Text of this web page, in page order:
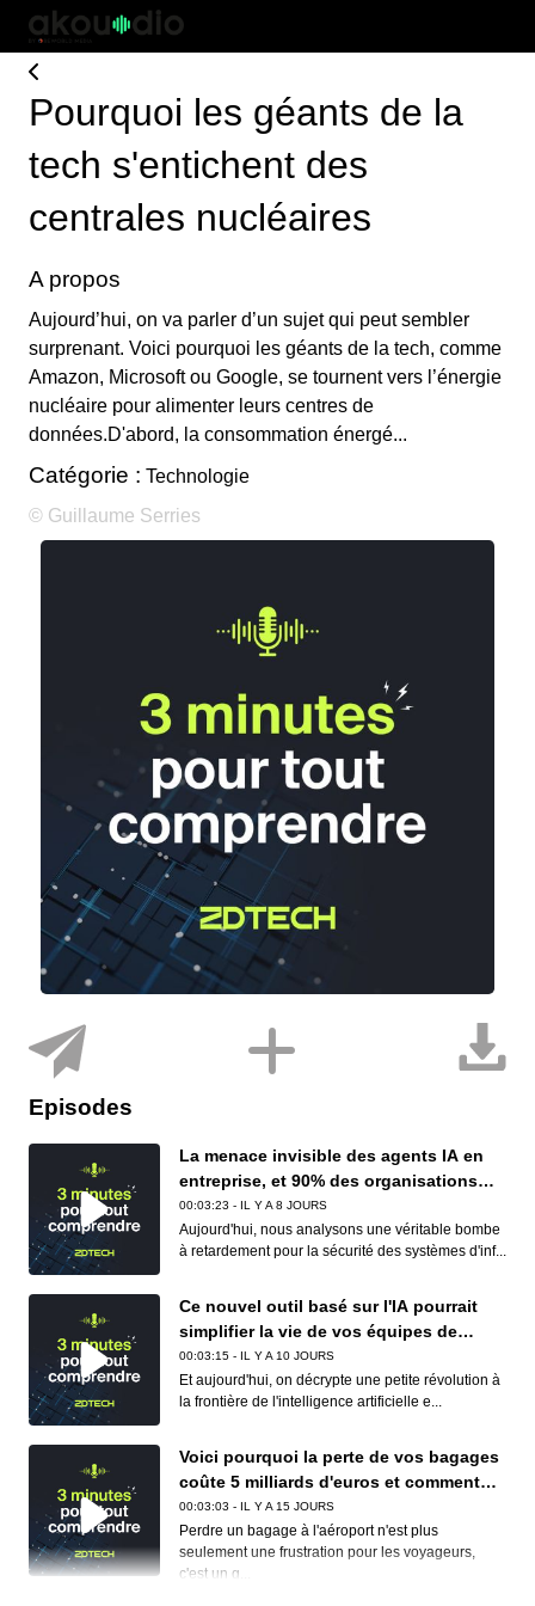
Pourquoi les géants de la
tech s'entichent des
centrales nucléaires
A propos
Aujourd’hui, on va parler d’un sujet qui peut sembler
surprenant. Voici pourquoi les géants de la tech, comme
Amazon, Microsoft ou Google, se tournent vers l’énergie
nucléaire pour alimenter leurs centres de
données.D'abord, la consommation énergé...
Catégorie : Technologie
© Guillaume Serries
Episodes
La menace invisible des agents IA en
entreprise, et 90% des organisations
sont concernées
00:03:23 - IL Y A 8 JOURS
Aujourd'hui, nous analysons une véritable bombe
à retardement pour la sécurité des systèmes d'inf...
Ce nouvel outil basé sur l'IA pourrait
simplifier la vie de vos équipes de
conformité (et de vos développeurs)
00:03:15 - IL Y A 10 JOURS
Et aujourd'hui, on décrypte une petite révolution à
la frontière de l'intelligence artificielle e...
Voici pourquoi la perte de vos bagages
coûte 5 milliards d'euros et comment
Apple et Google réduisent déjà ce
cauchemar logistique
00:03:03 - IL Y A 15 JOURS
Perdre un bagage à l'aéroport n'est plus
seulement une frustration pour les voyageurs,
c'est un g...